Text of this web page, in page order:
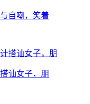
自嘲，笑着
讪女子，朋